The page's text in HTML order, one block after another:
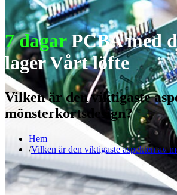
7 dagarPCBA med
lager Vårt löfte
Vilken är den viktigaste
mönsterkortsdesign?
Hem
Vilken är den viktigaste aspekten av